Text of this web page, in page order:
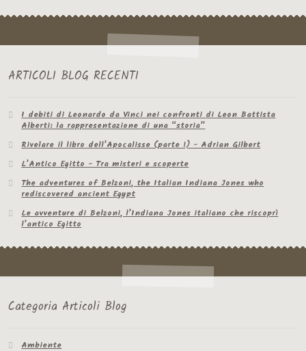
ARTICOLI BLOG RECENTI
I debiti di Leonardo da Vinci nei confronti di Leon Battista
Alberti: la rappresentazione di una “storia”
Rivelare il libro dell’Apocalisse (parte 1) - Adrian Gilbert
L’Antico Egitto - Tra misteri e scoperte
The adventures of Belzoni, the Italian Indiana Jones who
rediscovered ancient Egypt
Le avventure di Belzoni, l’Indiana Jones italiano che riscoprì
l’antico Egitto
Categoria Articoli Blog
Ambiente